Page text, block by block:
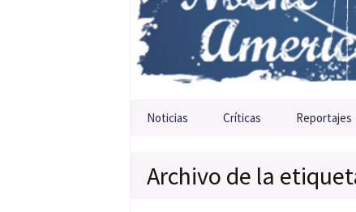
Saltar al contenido
Noticias Críticas Reportajes
Archivo de la